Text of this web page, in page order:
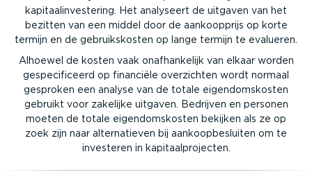
kapitaal­in­ves­tering. Het analyseert de uitgaven van het
bezitten van een middel door de aankoop­prijs op korte
termijn en de gebruiks­kosten op lange termijn te evalueren.
Alhoewel de kosten vaak onafhan­kelijk van elkaar worden
gespe­ci­fi­ceerd op financiële overzichten wordt normaal
gesproken een analyse van de totale eigen­doms­kosten
gebruikt voor zakelijke uitgaven. Bedrijven en personen
moeten de totale eigen­doms­kosten bekijken als ze op
zoek zijn naar alter­na­tieven bij aankoop­be­sluiten om te
investeren in kapitaal­pro­jecten.